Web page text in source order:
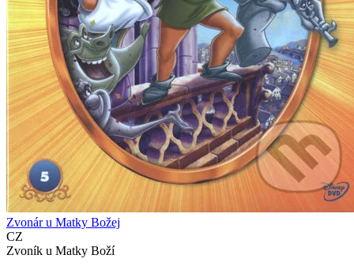
Zvonár u Matky Božej
CZ
Zvoník u Matky Boží